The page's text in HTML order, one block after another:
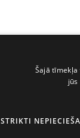
Šajā
STRIKTI